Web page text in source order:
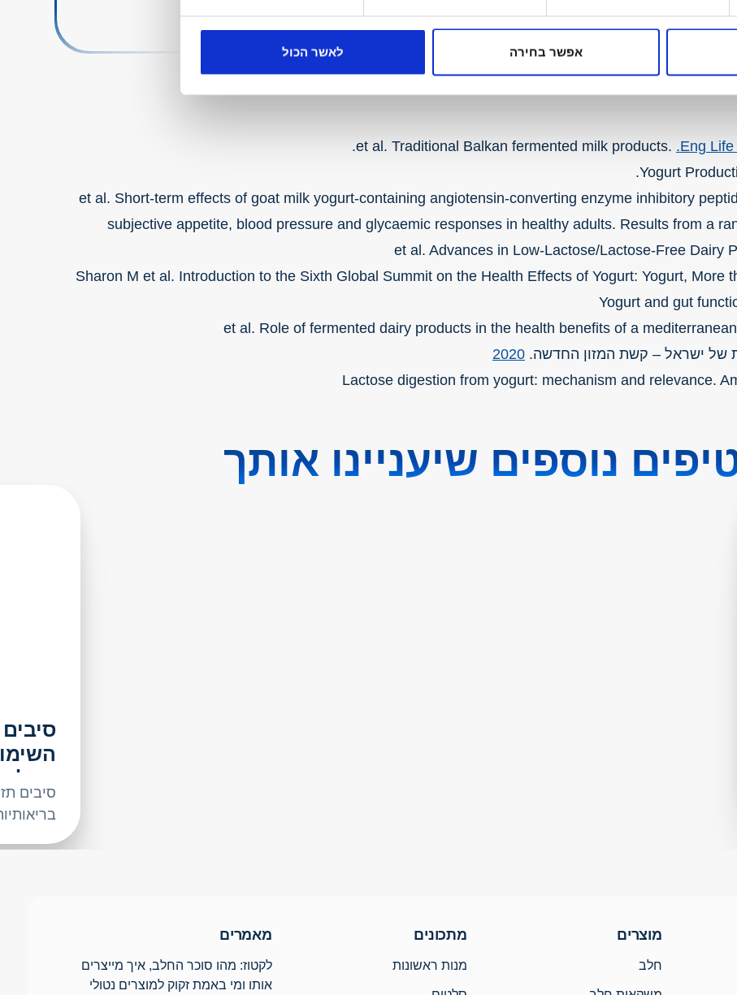
אפשר בחירה לאשר הכול
Eng Life
et al. Short-term effects of goat milk yogurt-containing angiotensin-converting enzyme inhibitory
subjective appetite, blood pressure and glycaemic responses in healthy adults. Results from a
Sharon M et al. Introduction to the Sixth Global Summit on the Health Effects of Yogurt: Yogurt, More
של ישראל – קשת המזון החדשה. 2020
נוספים שיעניינו אותך
החלב
סיבים
מוצרים
חלב
מתכונים
מנות ראשונות
מאמרים
לקטוז: מהו סוכר החלב, איך מייצרים
אותו ומי באמת זקוק למוצרים נטולי